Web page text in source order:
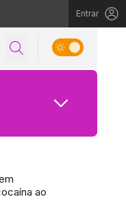
Entrar
ao